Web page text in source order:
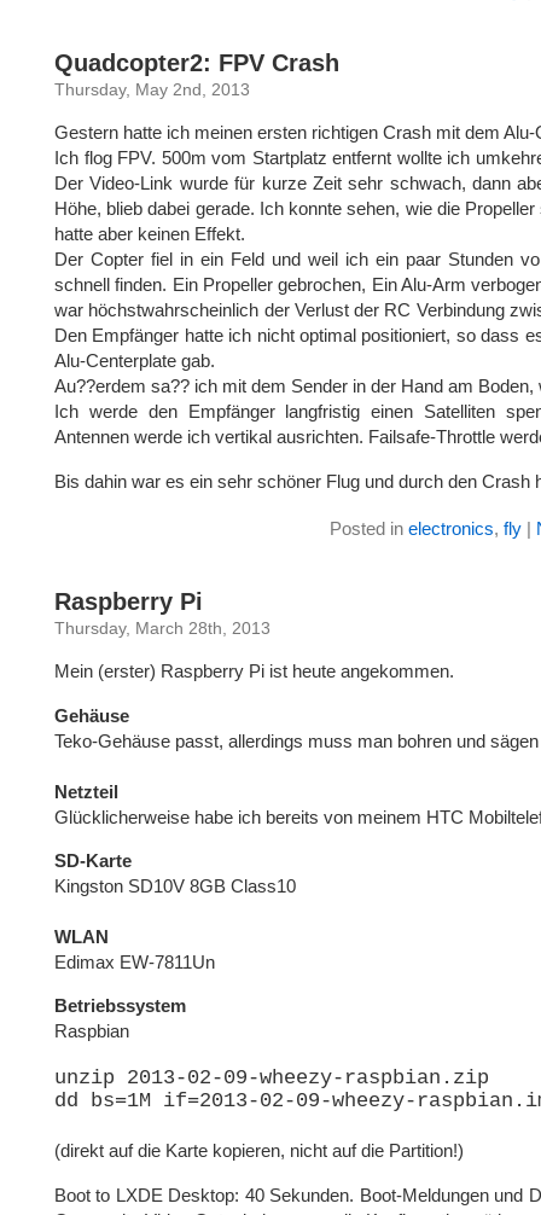
Quadcopter2: FPV Crash
Thursday, May 2nd, 2013
Gestern hatte ich meinen ersten richtigen Crash mit dem Alu-
Ich flog FPV. 500m vom Startplatz entfernt wollte ich
Der Video-Link wurde für kurze Zeit sehr schwach, dann
Höhe, blieb dabei gerade. Ich konnte sehen, wie die
hatte aber keinen Effekt.
Der Copter fiel in ein Feld und weil ich ein paar Stunden
schnell finden. Ein Propeller gebrochen, Ein Alu-Arm
war höchstwahrscheinlich der Verlust der RC Verbindung
Den Empfänger hatte ich nicht optimal positioniert, so dass
Alu-Centerplate gab.
Au??erdem sa?? ich mit dem Sender in der Hand am
Ich werde den Empfänger langfristig einen Satelliten
Antennen werde ich vertikal ausrichten. Failsafe-Throttle
Bis dahin war es ein sehr schöner Flug und durch den
Posted in electronics, fly |
Raspberry Pi
Thursday, March 28th, 2013
Mein (erster) Raspberry Pi ist heute angekommen.
Gehäuse
Teko-Gehäuse passt, allerdings muss man bohren und
Netzteil
Glücklicherweise habe ich bereits von meinem HTC
SD-Karte
Kingston SD10V 8GB Class10
WLAN
Edimax EW-7811Un
Betriebssystem
Raspbian
unzip 2013-02-09-wheezy-raspbian.zip
dd bs=1M if=2013-02-09-wheezy-
(direkt auf die Karte kopieren, nicht auf die Partition!)
Boot to LXDE Desktop: 40 Sekunden. Boot-Meldungen und